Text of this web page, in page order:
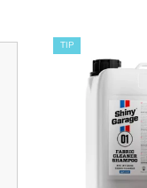
V
ý
TIP